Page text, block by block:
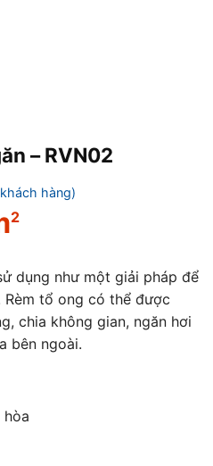
– RVN02
hàng)
2
dụng như một giải pháp để
Rèm tổ ong có thể được
chia không gian, ngăn hơi
bên ngoài.